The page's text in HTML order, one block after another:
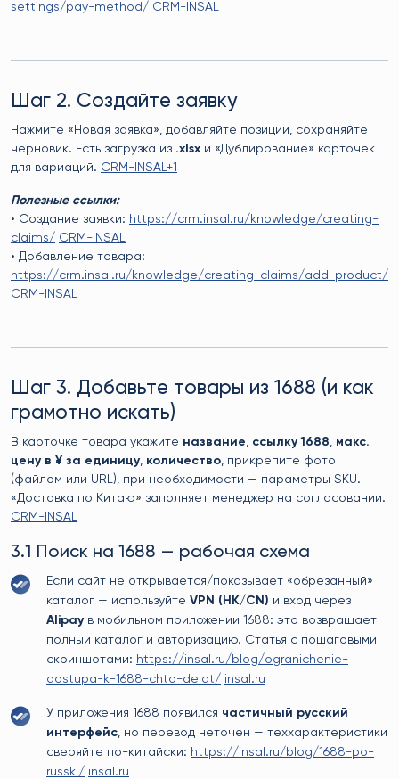
settings/pay-method/ CRM-INSAL
Шаг 2. Создайте заявку
Нажмите «Новая заявка», добавляйте позиции, сохраняйте
черновик. Есть загрузка из .xlsx и «Дублирование» карточек
для вариаций. CRM-INSAL+1
Полезные ссылки:
• Создание заявки: https://crm.insal.ru/knowledge/creating-
claims/ CRM-INSAL
• Добавление товара:
https://crm.insal.ru/knowledge/creating-claims/add-product/
CRM-INSAL
Шаг 3. Добавьте товары из 1688 (и как
грамотно искать)
В карточке товара укажите название, ссылку 1688, макс.
цену в ¥ за единицу, количество, прикрепите фото
(файлом или URL), при необходимости — параметры SKU.
«Доставка по Китаю» заполняет менеджер на согласовании.
CRM-INSAL
3.1 Поиск на 1688 — рабочая схема
Если сайт не открывается/показывает «обрезанный»
каталог — используйте VPN (HK/CN) и вход через
Alipayв мобильном приложении 1688: это возвращает
полный каталог и авторизацию. Статья с пошаговыми
скриншотами: https://insal.ru/blog/ogranichenie-
dostupa-k-1688-chto-delat/ insal.ru
У приложения 1688 появился частичный русский
интерфейс, но перевод неточен — теххарактеристики
сверяйте по-китайски: https://insal.ru/blog/1688-po-
russki/ insal.ru